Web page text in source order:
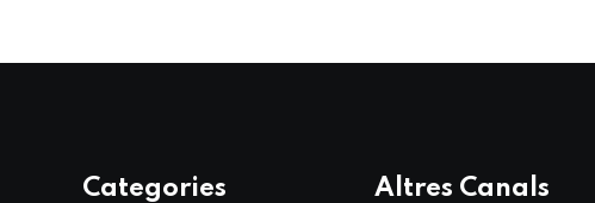
Categories Altres Canals